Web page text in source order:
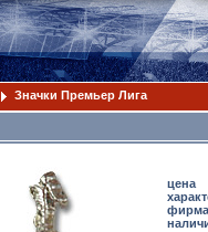
Значки Премьер Лига
цена
фирма